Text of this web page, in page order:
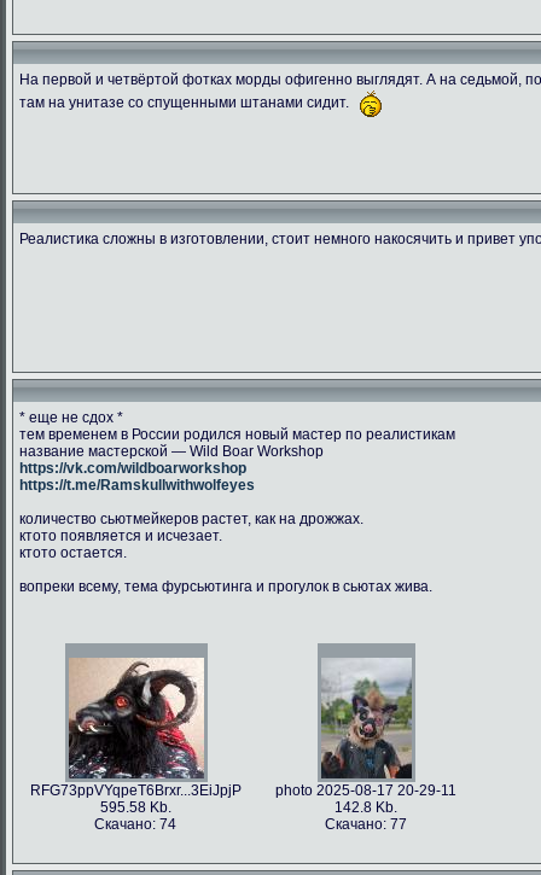
266.47 Kb.
Скачано: 76
204.42 Kb.
Скачано: 78
134.03
На первой и четвёртой фотках морды офигенно выглядят. А на седьмой,
там на унитазе со спущенными штанами сидит.
Реалистика сложны в изготовлении, стоит немного накосячить и привет
* еще не сдох *
тем временем в России родился новый мастер по реалистикам
название мастерской — Wild Boar Workshop
https://vk.com/wildboarworkshop
https://t.me/Ramskullwithwolfeyes
количество сьютмейкеров растет, как на дрожжах.
ктото появляется и исчезает.
ктото остается.
вопреки всему, тема фурсьютинга и прогулок в сьютах жива.
RFG73ppVYqpeT6Brxr...3EiJpjP
595.58 Kb.
Скачано: 74
photo 2025-08-17 20-29-11
142.8 Kb.
Скачано: 77